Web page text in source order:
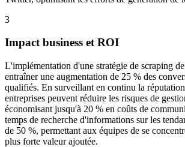
3
Impact business et ROI
L'implémentation d'une stratégie de scraping
entraîner une augmentation de 25 % des
qualifiés. En surveillant en continu la
entreprises peuvent réduire les risques de
économisant jusqu'à 20 % en coûts de
temps de recherche d'informations sur les
de 50 %, permettant aux équipes de se
plus forte valeur ajoutée.